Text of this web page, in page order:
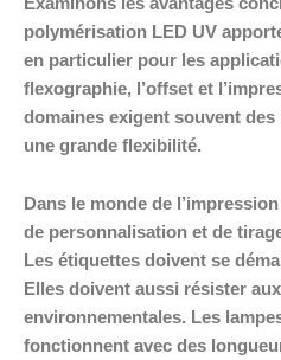
polymérisation LED UV
en particulier pour les
flexographie, l’offset et
domaines exigent souvent
une grande flexibilité.
Dans le monde de
de personnalisation et de
Les étiquettes doivent se
Elles doivent aussi résister
environnementales. Les
fonctionnent avec des